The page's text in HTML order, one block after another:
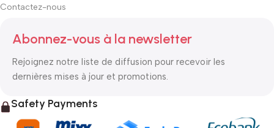
Contactez-nous
Abonnez-vous à la newsletter
Rejoignez notre liste de diffusion pour recevoir les
dernières mises à jour et promotions.
Safety Payments